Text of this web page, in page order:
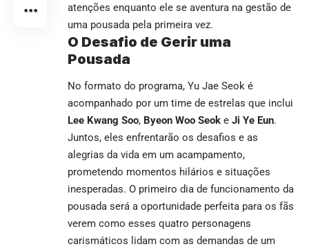
atenções enquanto ele se aventura na gestão de
uma pousada pela primeira vez.
O Desafio de Gerir uma
Pousada
No formato do programa, Yu Jae Seok é
acompanhado por um time de estrelas que inclui
Lee Kwang Soo, Byeon Woo Seok e Ji Ye Eun.
Juntos, eles enfrentarão os desafios e as
alegrias da vida em um acampamento,
prometendo momentos hilários e situações
inesperadas. O primeiro dia de funcionamento da
pousada será a oportunidade perfeita para os fãs
verem como esses quatro personagens
carismáticos lidam com as demandas de um